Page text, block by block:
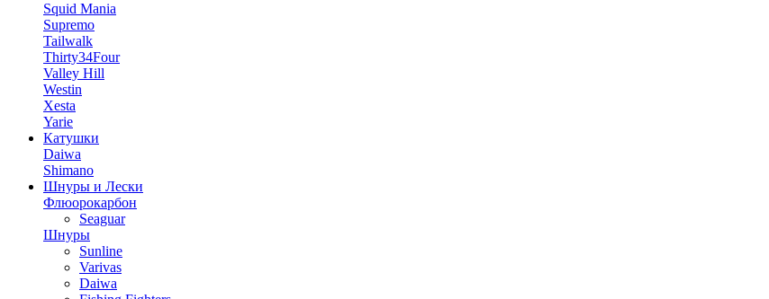
Squid Mania
Supremo
Tailwalk
Thirty34Four
Valley Hill
Westin
Xesta
Yarie
Катушки
Daiwa
Shimano
Шнуры и Лески
Флюорокарбон
Seaguar
Шнуры
Sunline
Varivas
Daiwa